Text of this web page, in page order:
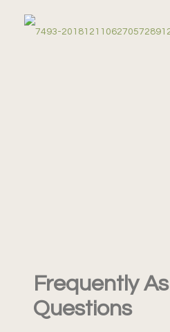
Frequently
Questions